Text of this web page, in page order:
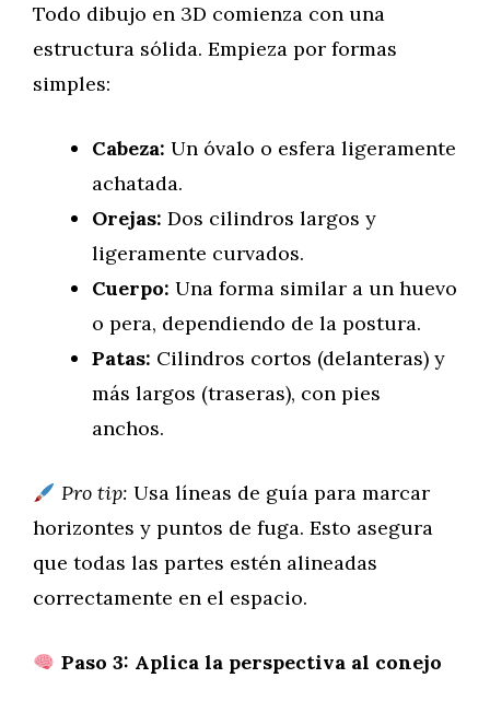
Todo dibujo en 3D comienza con una
estructura sólida. Empieza por formas
simples:
Cabeza: Un óvalo o esfera ligeramente
achatada.
Orejas: Dos cilindros largos y
ligeramente curvados.
Cuerpo: Una forma similar a un huevo
o pera, dependiendo de la postura.
Patas: Cilindros cortos (delanteras) y
más largos (traseras), con pies
anchos.
Pro tip: Usa líneas de guía para marcar
horizontes y puntos de fuga. Esto asegura
que todas las partes estén alineadas
correctamente en el espacio.
Paso 3: Aplica la perspectiva al conejo